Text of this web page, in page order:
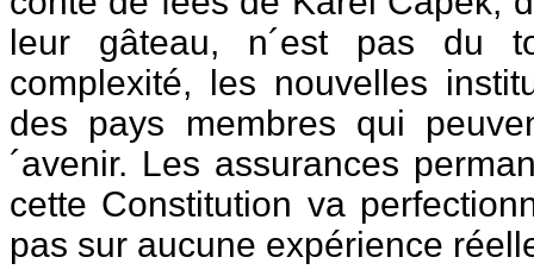
leur gâteau, n´est pas du
complexité, les nouvelles
des pays membres qui
´avenir. Les assurances
cette Constitution va
pas sur aucune expérience